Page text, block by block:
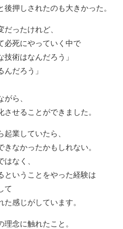
押しされたのも大きかった。
ったけれど、
必死にやっていく中で
技術はなんだろう」
んだろう」
ら、
せることができました。
業していたら、
なかったかもしれない。
なく、
ということをやった経験は
て
感じがしています。
理念に触れたこと。